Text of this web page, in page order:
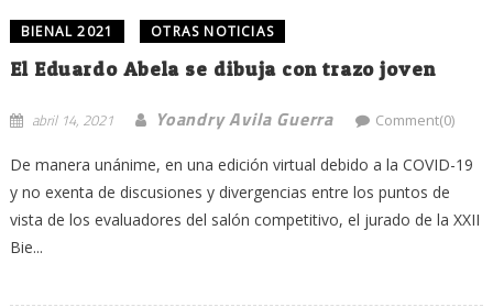
BIENAL 2021 OTRAS NOTICIAS
El Eduardo Abela se dibuja con trazo joven
abril 14, 2021 Yoandry Avila Guerra Comment(0)
De manera unánime, en una edición virtual debido a la COVID-19
y no exenta de discusiones y divergencias entre los puntos de
vista de los evaluadores del salón competitivo, el jurado de la XXII
Bie...